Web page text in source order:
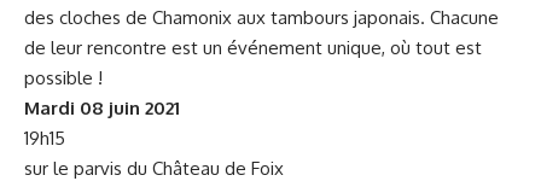
des cloches de Chamonix aux tambours japonais. Chacune
de leur rencontre est un événement unique, où tout est
possible !
Mardi 08 juin 2021
19h15
sur le parvis du Château de Foix